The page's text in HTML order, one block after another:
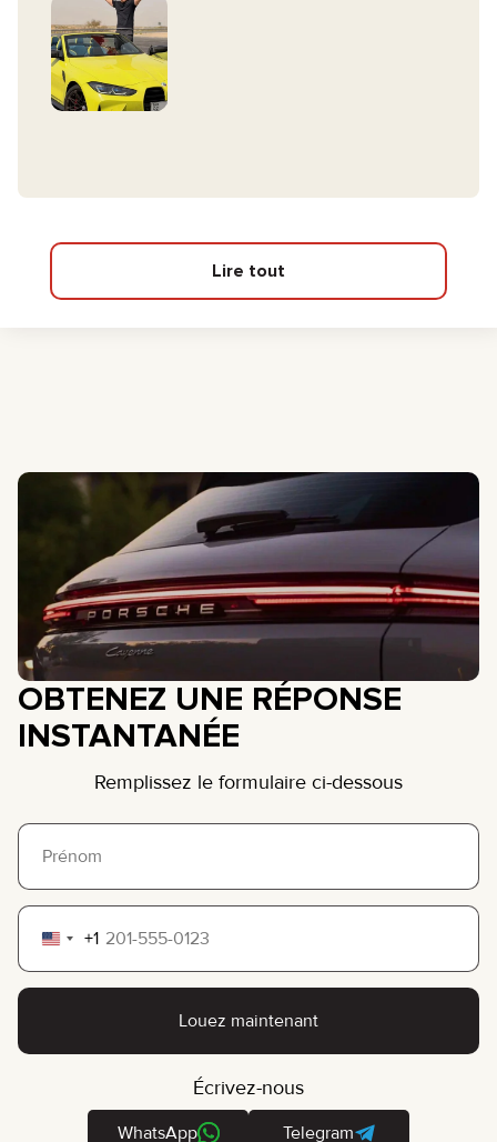
Lire tout
OBTENEZ UNE RÉPONSE
INSTANTANÉE
Remplissez le formulaire ci-dessous
United
States
+1
Louez maintenant
Écrivez-nous
WhatsApp Telegram